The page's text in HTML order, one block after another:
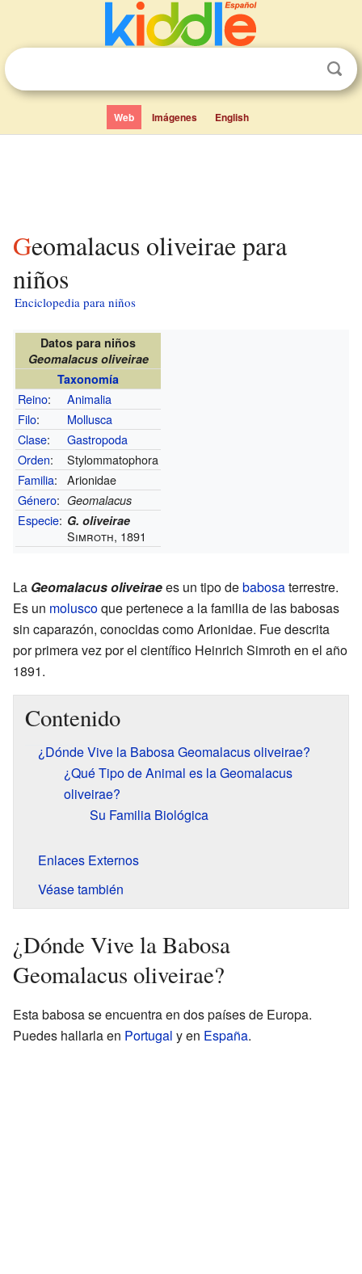
Web Imágenes English
Geomalacus oliveirae para
niños
Enciclopedia para niños
Datos para niños
Geomalacus oliveirae
Taxonomía
Reino:
Animalia
Filo:
Mollusca
Clase:
Gastropoda
Orden:
Stylommatophora
Familia:
Arionidae
Género: Geomalacus
Especie: G. oliveirae
Simroth, 1891
La Geomalacus oliveiraees un tipo debabosaterrestre.
Es un moluscoque pertenece a la familia de las babosas
sin caparazón, conocidas como Arionidae. Fue descrita
por primera vez por el científico Heinrich Simroth en el año
1891.
Contenido
¿Dónde Vive la Babosa Geomalacus oliveirae?
¿Qué Tipo de Animal es la Geomalacus
oliveirae?
Su Familia Biológica
Enlaces Externos
Véase también
¿Dónde Vive la Babosa
Geomalacus oliveirae?
Esta babosa se encuentra en dos países de Europa.
Puedes hallarla en Portugal y en España.